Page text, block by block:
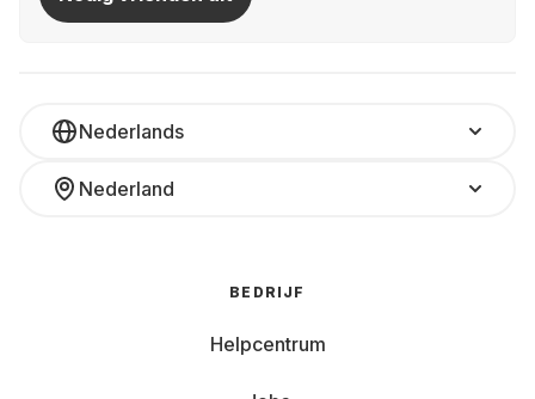
Nederlands
Nederland
BEDRIJF
Helpcentrum